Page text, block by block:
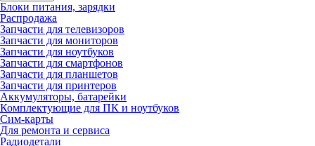
Блоки питания, зарядки
Распродажа
Запчасти для телевизоров
Запчасти для мониторов
Запчасти для ноутбуков
Запчасти для смартфонов
Запчасти для планшетов
Запчасти для принтеров
Аккумуляторы, батарейки
Комплектующие для ПК и ноутбуков
Сим-карты
Для ремонта и сервиса
Радиодетали